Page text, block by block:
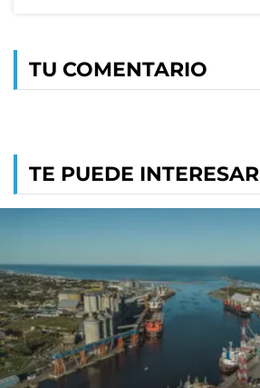
TU COMENTARIO
TE PUEDE INTERESAR